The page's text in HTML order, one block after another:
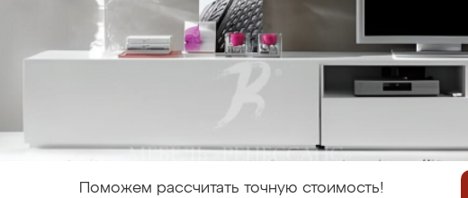
Поможем рассчитать точную стоимость!